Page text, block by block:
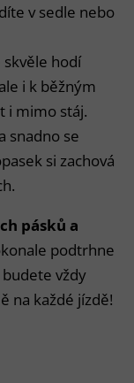
v sedle nebo
skvěle hodí
i k běžným
i mimo stáj.
snadno se
si zachová
pásků a
podtrhne
vždy
na každé jízdě!